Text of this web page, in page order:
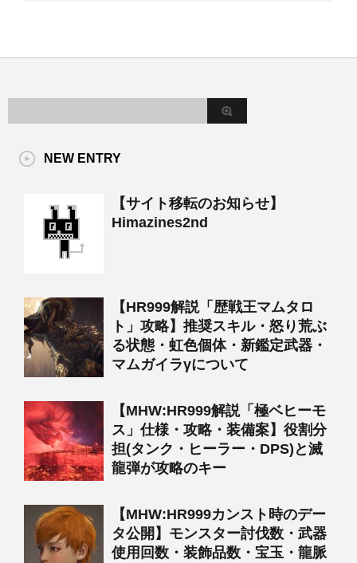
NEW ENTRY
【サイト移転のお知らせ】
Himazines2nd
【HR999解説「歴戦王マムタロ
ト」攻略】推奨スキル・怒り荒ぶ
る状態・虹色個体・新鑑定武器・
マムガイラγについて
【MHW:HR999解説「極ベヒーモ
ス」仕様・攻略・装備案】役割分
担(タンク・ヒーラー・DPS)と滅
龍弾が攻略のキー
【MHW:HR999カンスト時のデー
タ公開】モンスター討伐数・武器
使用回数・装飾品数・宝玉・龍脈